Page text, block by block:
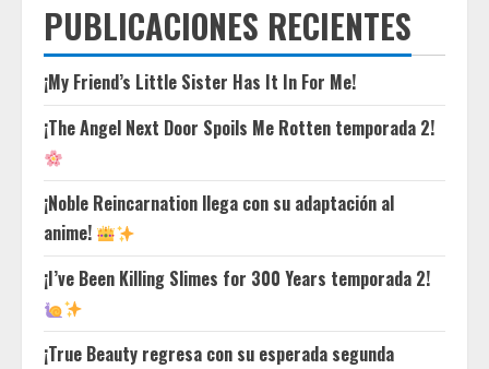
PUBLICACIONES RECIENTES
¡My Friend’s Little Sister Has It In For Me!
¡The Angel Next Door Spoils Me Rotten temporada 2!
¡Noble Reincarnation llega con su adaptación al
anime!
¡I’ve Been Killing Slimes for 300 Years temporada 2!
¡True Beauty regresa con su esperada segunda